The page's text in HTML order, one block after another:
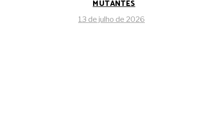
MUTANTES
13 de julho de 2026